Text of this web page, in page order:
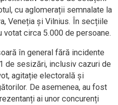
cu aglomerații semnalate la
Veneția și Vilnius. În secțiile
votat circa 5.000 de persoane.
în general fără incidente
de sesizări, inclusiv cazuri de
agitație electorală și
De asemenea, au fost
ai unor concurenți